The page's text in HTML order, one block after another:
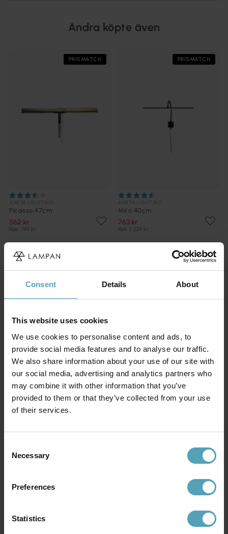
Consent Details About
This website uses cookies
We use cookies to personalise content and ads, to
provide social media features and to analyse our traffic.
We also share information about your use of our site with
our social media, advertising and analytics partners who
may combine it with other information that you’ve
provided to them or that they’ve collected from your use
of their services.
Selection
Necessary
Preferences
Statistics
Andra köpte även
PRISMATCH
Picasso 47cm
562 kr
Rek. 749 kr
PRISMATCH
Miro 40cm
763 kr
Rek. 1 229 kr
ANETA LIGHTING
Picasso 23cm
PRISMATCH
ANETA LIGHTING